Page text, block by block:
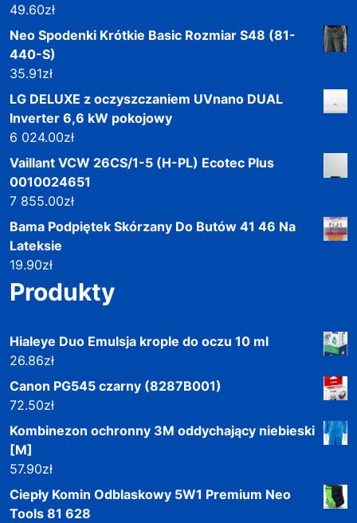
49.60zł
Neo Spodenki Krótkie Basic Rozmiar S48 (81-
440-S)
35.91zł
LG DELUXE z oczyszczaniem UVnano DUAL
Inverter 6,6 kW pokojowy
6 024.00zł
Vaillant VCW 26CS/1-5 (H-PL) Ecotec Plus
0010024651
7 855.00zł
Bama Podpiętek Skórzany Do Butów 41 46 Na
Lateksie
19.90zł
Produkty
Hialeye Duo Emulsja krople do oczu 10 ml
26.86zł
Canon PG545 czarny (8287B001)
72.50zł
Kombinezon ochronny 3M oddychający niebieski
[M]
57.90zł
Ciepły Komin Odblaskowy 5W1 Premium Neo
Tools 81 628